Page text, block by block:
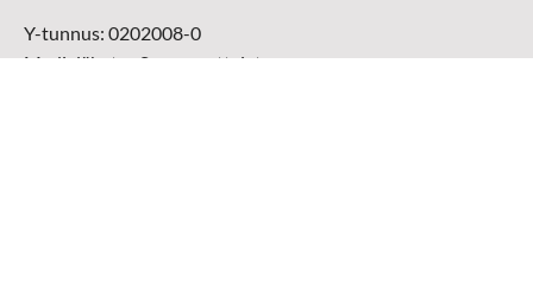
Y-tunnus: 0202008-0
Medialähetys Sanansaattajat ry